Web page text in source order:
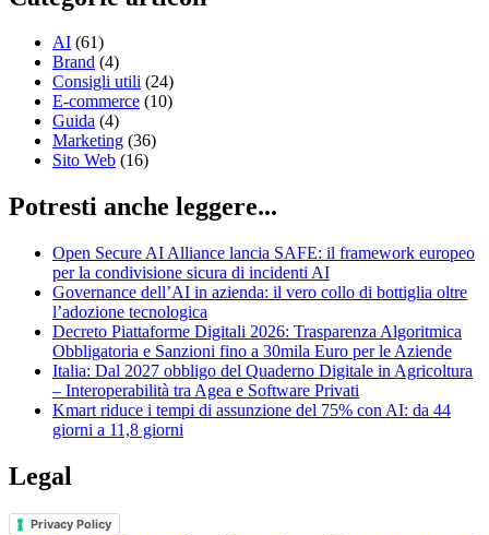
AI (61)
Brand (4)
Consigli utili (24)
E-commerce (10)
Guida (4)
Marketing (36)
Sito Web (16)
Potresti anche leggere...
Open Secure AI Alliance lancia SAFE: il framework europeo
per la condivisione sicura di incidenti AI
Governance dell’AI in azienda: il vero collo di bottiglia oltre
l’adozione tecnologica
Decreto Piattaforme Digitali 2026: Trasparenza Algoritmica
Obbligatoria e Sanzioni fino a 30mila Euro per le Aziende
Italia: Dal 2027 obbligo del Quaderno Digitale in Agricoltura
– Interoperabilità tra Agea e Software Privati
Kmart riduce i tempi di assunzione del 75% con AI: da 44
giorni a 11,8 giorni
Legal
Privacy Policy